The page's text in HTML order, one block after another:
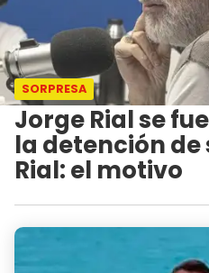
SORPRESA
Jorge Rial se
la detención de
Rial: el motivo